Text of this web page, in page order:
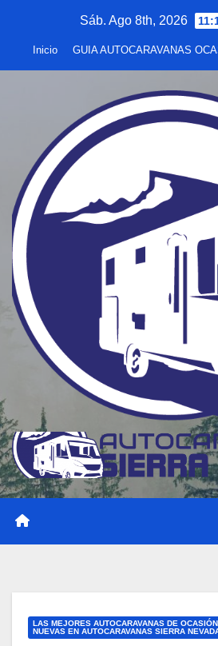
Sáb. Ago 8th, 2026
Inicio GUIA AUTOCARAVANAS
LAS MEJORES AUTOCARAVANAS DE
NUEVAS EN AUTOCARAVANAS SIERRA